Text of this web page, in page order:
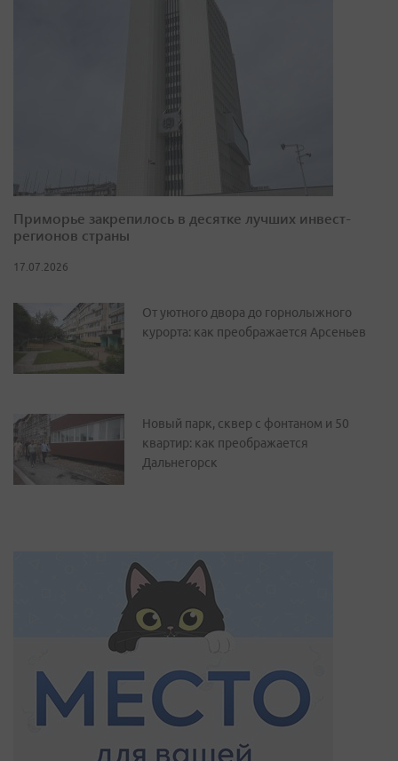
Приморье закрепилось в десятке лучших инвест-
регионов страны
17.07.2026
От уютного двора до горнолыжного
курорта: как преображается Арсеньев
Новый парк, сквер с фонтаном и 50
квартир: как преображается
Дальнегорск